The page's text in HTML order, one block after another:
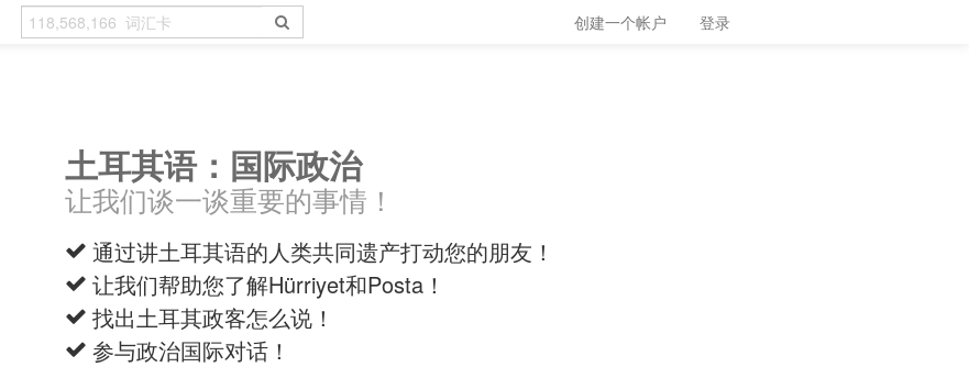
创建一个帐户 登录
土耳其语：国际政治
让我们谈一谈重要的事情！
通过讲土耳其语的人类共同遗产打动您的朋友！
让我们帮助您了解Hürriyet和Posta！
找出土耳其政客怎么说！
参与政治国际对话！